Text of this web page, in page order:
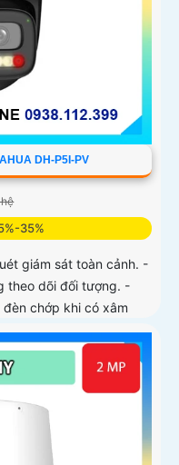
DH-P5I-PV
35%
giám sát toàn cảnh. -
theo dõi đối tượng. -
chớp khi có xâm